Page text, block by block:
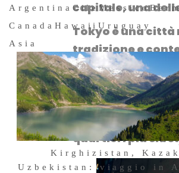
Argentina CileMessico
Canada HawaiiUruguay
Asia
Kirghizistan,
Uzbekistan: viaggio in
capitale, una
Tokyo è una città
tradizione e
imponenti
di organizzarsi
troppo. A
concentrati nel
quartieri piùold